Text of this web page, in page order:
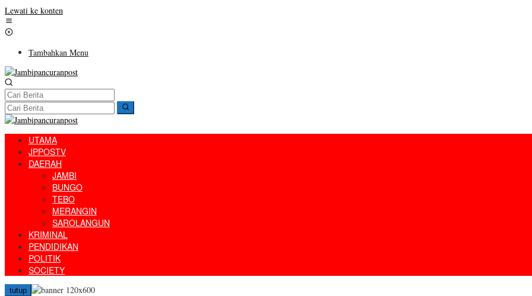
Lewati ke konten
Tambahkan Menu
UTAMA
JPPOSTV
DAERAH
JAMBI
BUNGO
TEBO
MERANGIN
SAROLANGUN
KRIMINAL
PENDIDIKAN
POLITIK
SOCIETY
tutup